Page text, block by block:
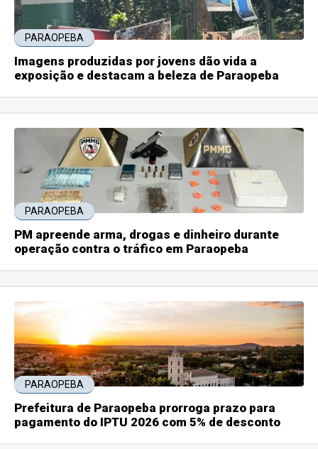
PARAOPEBA
Imagens produzidas por jovens dão vida a
exposição e destacam a beleza de Paraopeba
PARAOPEBA
PM apreende arma, drogas e dinheiro durante
operação contra o tráfico em Paraopeba
PARAOPEBA
Prefeitura de Paraopeba prorroga prazo para
pagamento do IPTU 2026 com 5% de desconto